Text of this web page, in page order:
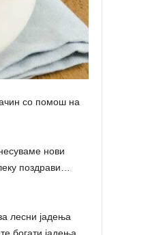
со помош на
нови
поздрави…
лесни јадења